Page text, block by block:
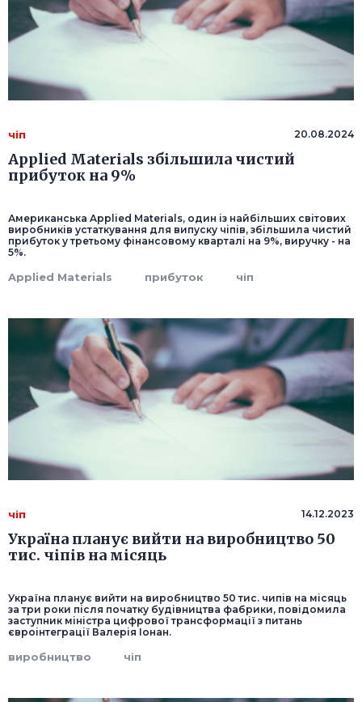
чіп 20.08.2024
Applied Materials збільшила чистий
прибуток на 9%
Американська Applied Materials, один із найбільших світових
виробників устаткування для випуску чіпів, збільшила чистий
прибуток у третьому фінансовому кварталі на 9%, виручку - на
5%.
Applied Materials прибуток чіп
чіп 14.12.2023
Україна планує вийти на виробництво 50
тис. чіпів на місяць
Україна планує вийти на виробництво 50 тис. чипів на місяць
за три роки після початку будівництва фабрики, повідомила
заступник міністра цифрової трансформації з питань
євроінтеграції Валерія Іонан.
виробництво чіп